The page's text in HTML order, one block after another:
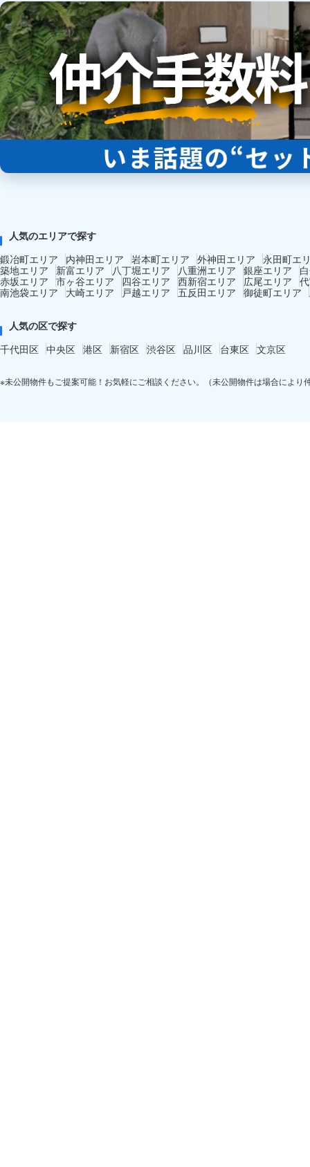
人気のエリアで探す
鍛冶町エリア
内神田エリア 岩本町エリア 外神田エリア
永田町エ
築地エリア
新富エリア 八丁堀エリア 八重洲エリア 銀座エリア
赤坂エリア 市ヶ谷エリア 四谷エリア 西新宿エリア 広尾エリア
南池袋エリア
大崎エリア 戸越エリア 五反田エリア 御徒町エリア
人気の区で探す
千代田区 中央区 港区 新宿区 渋谷区 品川区 台東区 文京区
※未公開物件もご提案可能！お気軽にご相談ください。（未公開物件は場合により